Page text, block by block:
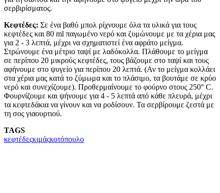
σερβιρίσματος.
Κεφτέδες: Σε ένα βαθύ μπολ ρίχνουμε όλα τα υλικά για τους
κεφτέδες και 80 ml παγωμένο νερό και ζυμώνουμε με τα χέρια μας
για 2 - 3 λεπτά, μέχρι να σχηματιστεί ένα αφράτο μείγμα.
Στρώνουμε ένα μέτριο ταψί με λαδόκολλα. Πλάθουμε το μείγμα
σε περίπου 20 μικρούς κεφτέδες, τους βάζουμε στο ταψί και τους
αφήνουμε στο ψυγείο για περίπου 20 λεπτά. (Αν το μείγμα κολλάει
στα χέρια μας κατά το ζύμωμα και το πλάσιμο, τα βουτάμε σε κρύο
νερό και συνεχίζουμε). Προθερμαίνουμε το φούρνο στους 250° C.
Φουρνίζουμε και ψήνουμε για 4 - 5 λεπτά από κάθε πλευρά, μέχρι
τα κεφτεδάκια να γίνουν και να ροδίσουν. Τα σερβίρουμε ζεστά με
τη σος γιαουρτιού.
TAGS
κεφτέδεςκιμάςκοτόπουλο